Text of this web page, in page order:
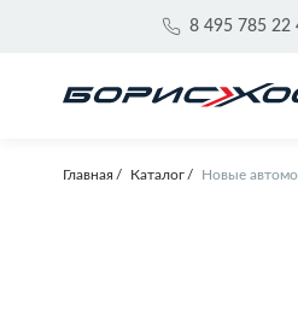
8 495 785 22
Главная Каталог Новые